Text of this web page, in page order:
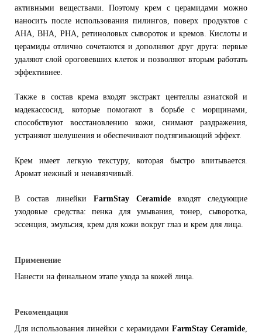
активными веществами. Поэтому крем с церамидами можно
наносить после использования пилингов, поверх продуктов с
AHA, BHA, PHA, ретиноловых сывороток и кремов. Кислоты и
церамиды отлично сочетаются и дополняют друг друга: первые
удаляют слой ороговевших клеток и позволяют вторым работать
эффективнее.
Также в состав крема входят экстракт центеллы азиатской и
мадекассосид, которые помогают в борьбе с морщинами,
способствуют восстановлению кожи, снимают раздражения,
устраняют шелушения и обеспечивают подтягивающий эффект.
Крем имеет легкую текстуру, которая быстро впитывается.
Аромат нежный и ненавязчивый.
В состав линейки FarmStay Ceramide входят следующие
уходовые средства: пенка для умывания, тонер, сыворотка,
эссенция, эмульсия, крем для кожи вокруг глаз и крем для лица.
Применение
Нанести на финальном этапе ухода за кожей лица.
Рекомендация
Для использования линейки с керамидами FarmStay Ceramide